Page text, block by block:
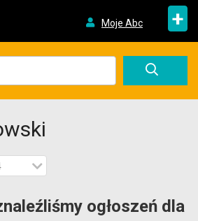
Moje Abc +
ogłoszeń dla